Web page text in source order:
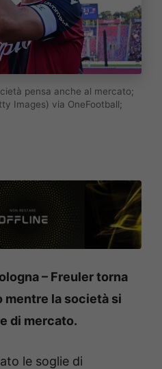
pensa anche al mercato;
Images) via OneFootball;
– Freuler torna
mentre la società si
di mercato.
le soglie di